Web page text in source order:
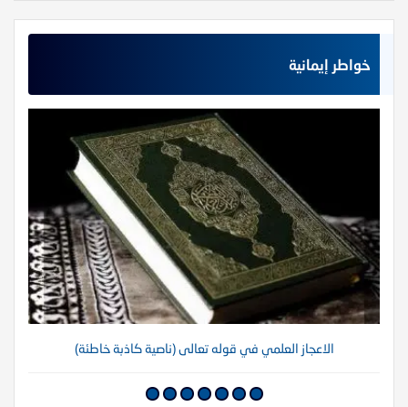
خواطر إيمانية
الاعجاز العلمي في قوله تعالى (ناصية كاذبة خاطئة)